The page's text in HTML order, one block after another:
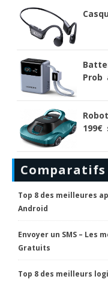
Prob
199€
Comparatifs
Top 8 des meilleures
Android
Envoyer un SMS – Les
Gratuits
Top 8 des meilleurs